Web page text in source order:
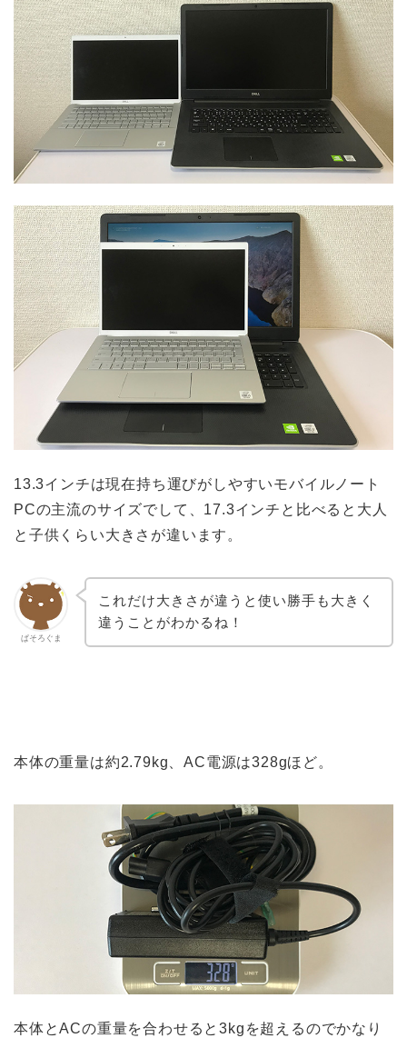
13.3インチは現在持ち運びがしやすいモバイルノート
PCの主流のサイズでして、17.3インチと比べると大人
と子供くらい大きさが違います。
ぱそろぐま
これだけ大きさが違うと使い勝手も大きく
違うことがわかるね！
本体の重量は約2.79kg、AC電源は328gほど。
本体とACの重量を合わせると3kgを超えるのでかなり